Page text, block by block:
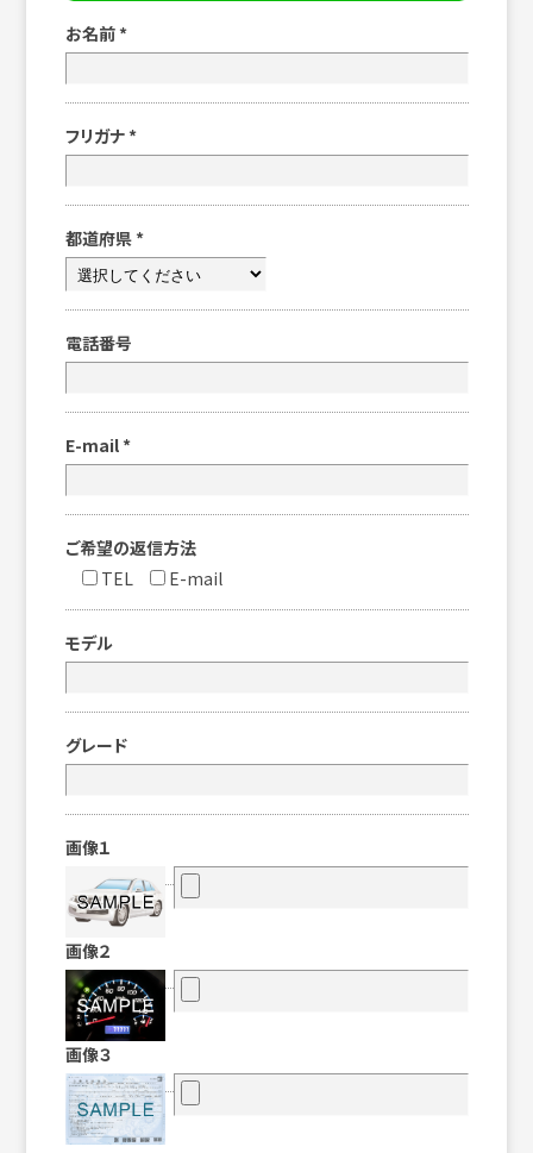
お名前 *
フリガナ *
都道府県 *
電話番号
E-mail *
ご希望の返信方法
TEL
E-mail
モデル
グレード
画像１
画像２
画像３